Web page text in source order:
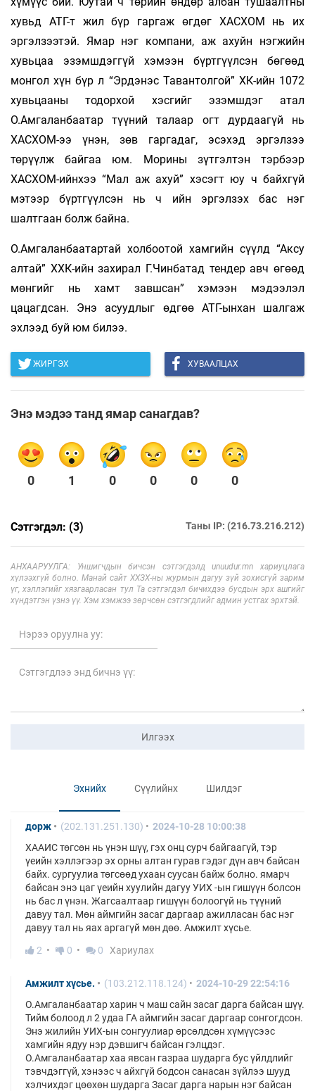
хувьд АТГ-т жил бүр гаргаж өгдөг ХАСХОМ нь их
эргэлзээтэй. Ямар нэг компани, аж ахуйн нэгжийн
хувьцаа эзэмшдэггүй хэмээн бүртгүүлсэн бөгөөд
монгол хүн бүр л “Эрдэнэс Тавантолгой” ХК-ийн 1072
хувьцааны тодорхой хэсгийг эзэмшдэг атал
О.Амгаланбаатар түүний талаар огт дурдаагүй нь
ХАСХОМ-ээ үнэн, зөв гаргадаг, эсэхэд эргэлзээ
төрүүлж байгаа юм. Морины зүтгэлтэн тэрбээр
ХАСХОМ-ийнхээ “Мал аж ахуй” хэсэгт юу ч байхгүй
мэтээр бүртгүүлсэн нь ч ийн эргэлзэх бас нэг
шалтгаан болж байна.
О.Амгаланбаатартай холбоотой хамгийн сүүлд “Аксу
алтай” ХХК-ийн захирал Г.Чинбатад тендер авч өгөөд
мөнгийг нь хамт завшсан” хэмээн мэдээлэл
цацагдсан. Энэ асуудлыг өдгөө АТГ-ынхан шалгаж
эхлээд буй юм билээ.
ЖИРГЭХ ХУВААЛЦАХ
Энэ мэдээ танд ямар санагдав?
0 1 0 0 0 0
Сэтгэгдэл: (3) Таны IP: (216.73.216.212)
АНХААРУУЛГА: Уншигчдын бичсэн сэтгэгдэлд unuudur.mn хариуцлага
хүлээхгүй болно. Манай сайт ХХЗХ-ны журмын дагуу зүй зохисгүй зарим
үг, хэллэгийг хязгаарласан тул Та сэтгэгдэл бичихдээ бусдын эрх ашгийг
хүндэтгэн үзнэ үү. Хэм хэмжээ зөрчсөн сэтгэгдлийг админ устгах эрхтэй.
Илгээх
Эхнийх Сүүлийнх Шилдэг
дорж (202.131.251.130)
2024-10-28 10:00:38
ХААИС төгсөн нь үнэн шүү, гэх онц сурч байгаагүй, тэр
үеийн хэллэгээр эх орны алтан гурав гэдэг дүн авч байсан
байх. сургуулиа төгсөөд ухаан суусан байж болно. ямарч
байсан энэ цаг үеийн хуулийн дагуу УИХ -ын гишүүн болсон
нь бас л үнэн. Жагсаалтаар гишүүн болоогүй нь түүний
давуу тал. Мөн аймгийн засаг даргаар ажилласан бас нэг
давуу тал нь яах аргагүй мөн дөө. Амжилт хүсье.
2
0 0 Хариулах
Амжилт хүсье. (103.212.118.124)
2024-10-29 22:54:16
О.Амгаланбаатар харин ч маш сайн засаг дарга байсан шүү.
Тийм болоод л 2 удаа ГА аймгийн засаг даргаар сонгогдсон.
Энэ жилийн УИХ-ын сонгуулиар өрсөлдсөн хүмүүсээс
хамгийн ядуу нэр дэвшигч байсан гэлцдэг.
О.Амгаланбаатар хаа явсан газраа шударга бус үйлдлийг
тэвчдэггүй, хэнээс ч айхгүй бодсон санасан зүйлээ шууд
хэлчихдэг цөөхөн шударга Засаг дарга нарын нэг байсан